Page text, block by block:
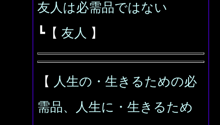
友人は必需品ではない
┗【 友人 】
【 人生の・生きるための必
需品、人生に・生きるため